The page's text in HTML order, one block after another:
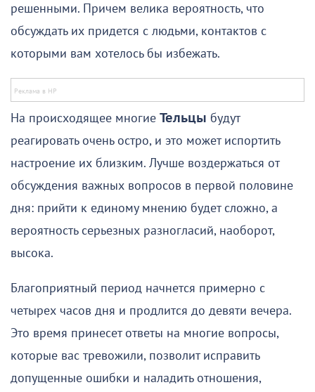
решенными. Причем велика вероятность, что
обсуждать их придется с людьми, контактов с
которыми вам хотелось бы избежать.
На происходящее многие Тельцы будут
реагировать очень остро, и это может испортить
настроение их близким. Лучше воздержаться от
обсуждения важных вопросов в первой половине
дня: прийти к единому мнению будет сложно, а
вероятность серьезных разногласий, наоборот,
высока.
Благоприятный период начнется примерно с
четырех часов дня и продлится до девяти вечера.
Это время принесет ответы на многие вопросы,
которые вас тревожили, позволит исправить
допущенные ошибки и наладить отношения,